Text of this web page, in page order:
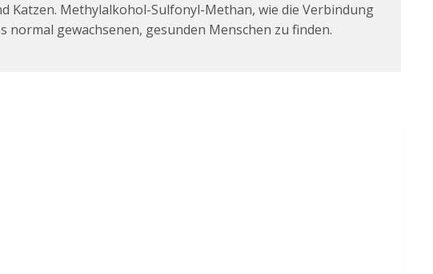
Katzen. Methylalkohol-Sulfonyl-Methan, wie die Verbindung
gewachsenen, gesunden Menschen zu finden.